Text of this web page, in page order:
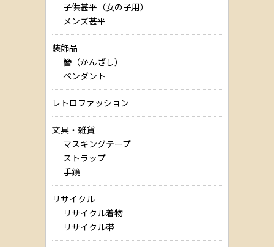
子供甚平（女の子用）
メンズ甚平
装飾品
簪（かんざし）
ペンダント
レトロファッション
文具・雑貨
マスキングテープ
ストラップ
手鏡
リサイクル
リサイクル着物
リサイクル帯